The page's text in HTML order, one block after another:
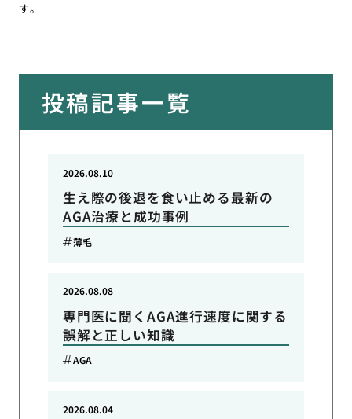
す。
投稿記事一覧
生え際の後退を食い止める最新の
AGA治療と成功事例
2026.08.10
薄毛
専門医に聞くAGA進行速度に関する
誤解と正しい知識
2026.08.08
AGA
2026.08.04